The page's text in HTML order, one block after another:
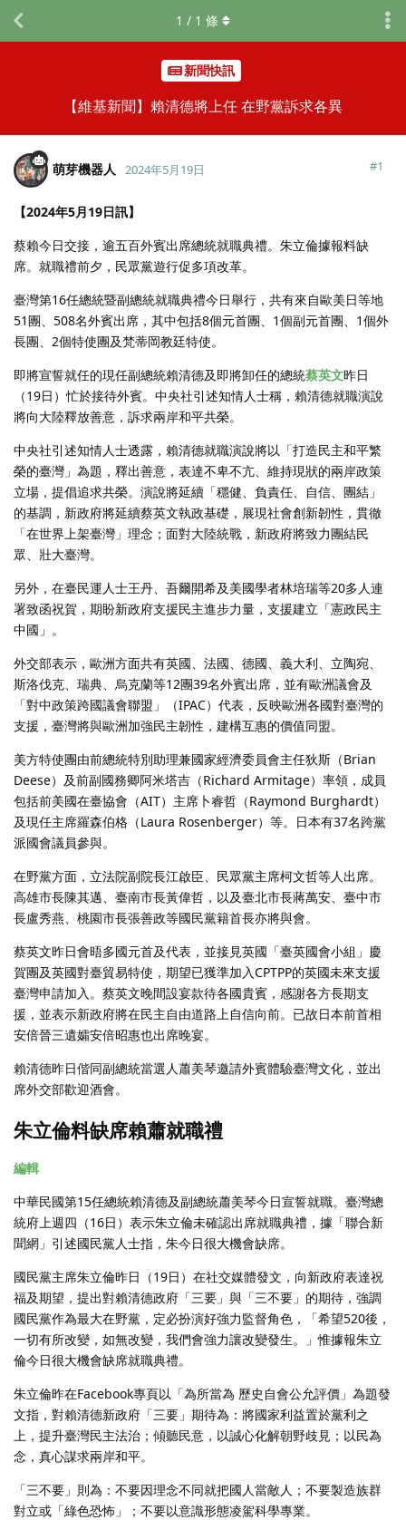
新聞快訊
【維基新聞】賴清德將上任 在野黨訴求各異
1 / 1 條
萌芽機器人 2024年5月19日 #1
【2024年5月19日訊】
蔡賴今日交接，逾五百外賓出席總統就職典禮。朱立倫據報料缺
席。就職禮前夕，民眾黨遊行促多項改革。
臺灣第16任總統暨副總統就職典禮今日舉行，共有來自歐美日等地
51團、508名外賓出席，其中包括8個元首團、1個副元首團、1個外
長團、2個特使團及梵蒂岡教廷特使。
即將宣誓就任的現任副總統賴清德及即將卸任的總統蔡英文昨日
（19日）忙於接待外賓。中央社引述知情人士稱，賴清德就職演說
將向大陸釋放善意，訴求兩岸和平共榮。
中央社引述知情人士透露，賴清德就職演說將以「打造民主和平繁
榮的臺灣」為題，釋出善意，表達不卑不亢、維持現狀的兩岸政策
立場，提倡追求共榮。演說將延續「穩健、負責任、自信、團結」
的基調，新政府將延續蔡英文執政基礎，展現社會創新韌性，貫徹
「在世界上架臺灣」理念；面對大陸統戰，新政府將致力團結民
眾、壯大臺灣。
另外，在臺民運人士王丹、吾爾開希及美國學者林培瑞等20多人連
署致函祝賀，期盼新政府支援民主進步力量，支援建立「憲政民主
中國」。
外交部表示，歐洲方面共有英國、法國、德國、義大利、立陶宛、
斯洛伐克、瑞典、烏克蘭等12團39名外賓出席，並有歐洲議會及
「對中政策跨國議會聯盟」（IPAC）代表，反映歐洲各國對臺灣的
支援，臺灣將與歐洲加強民主韌性，建構互惠的價值同盟。
美方特使團由前總統特別助理兼國家經濟委員會主任狄斯（Brian
Deese）及前副國務卿阿米塔吉（Richard Armitage）率領，成員
包括前美國在臺協會（AIT）主席卜睿哲（Raymond Burghardt）
及現任主席羅森伯格（Laura Rosenberger）等。日本有37名跨黨
派國會議員參與。
在野黨方面，立法院副院長江啟臣、民眾黨主席柯文哲等人出席。
高雄市長陳其邁、臺南市長黃偉哲，以及臺北市長蔣萬安、臺中市
長盧秀燕、桃園市長張善政等國民黨籍首長亦將與會。
蔡英文昨日會晤多國元首及代表，並接見英國「臺英國會小組」慶
賀團及英國對臺貿易特使，期望已獲準加入CPTPP的英國未來支援
臺灣申請加入。蔡英文晚間設宴款待各國貴賓，感謝各方長期支
援，並表示新政府將在民主自由道路上自信向前。已故日本前首相
安倍晉三遺孀安倍昭惠也出席晚宴。
賴清德昨日偕同副總統當選人蕭美琴邀請外賓體驗臺灣文化，並出
席外交部歡迎酒會。
朱立倫料缺席賴蕭就職禮
編輯
中華民國第15任總統賴清德及副總統蕭美琴今日宣誓就職。臺灣總
統府上週四（16日）表示朱立倫未確認出席就職典禮，據「聯合新
聞網」引述國民黨人士指，朱今日很大機會缺席。
國民黨主席朱立倫昨日（19日）在社交媒體發文，向新政府表達祝
福及期望，提出對賴清德政府「三要」與「三不要」的期待，強調
國民黨作為最大在野黨，定必扮演好強力監督角色，「希望520後，
一切有所改變，如無改變，我們會強力讓改變發生。」惟據報朱立
倫今日很大機會缺席就職典禮。
朱立倫昨在Facebook專頁以「為所當為 歷史自會公允評價」為題發
文指，對賴清德新政府「三要」期待為：將國家利益置於黨利之
上，提升臺灣民主法治；傾聽民意，以誠心化解朝野歧見；以民為
念，真心謀求兩岸和平。
「三不要」則為：不要因理念不同就把國人當敵人；不要製造族群
對立或「綠色恐怖」；不要以意識形態凌駕科學專業。